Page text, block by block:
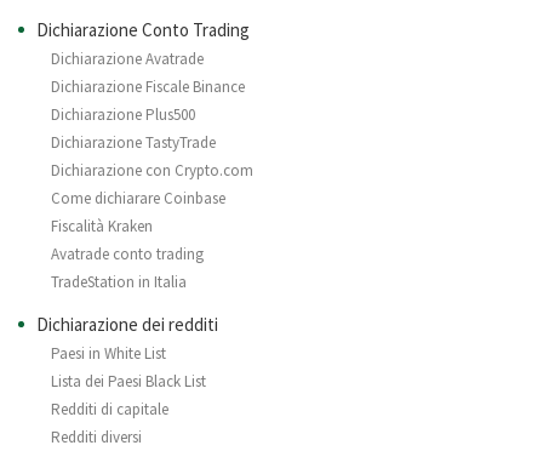
Dichiarazione Conto Trading
Dichiarazione Avatrade
Dichiarazione Fiscale Binance
Dichiarazione Plus500
Dichiarazione TastyTrade
Dichiarazione con Crypto.com
Come dichiarare Coinbase
Fiscalità Kraken
Avatrade conto trading
TradeStation in Italia
Dichiarazione dei redditi
Paesi in White List
Lista dei Paesi Black List
Redditi di capitale
Redditi diversi